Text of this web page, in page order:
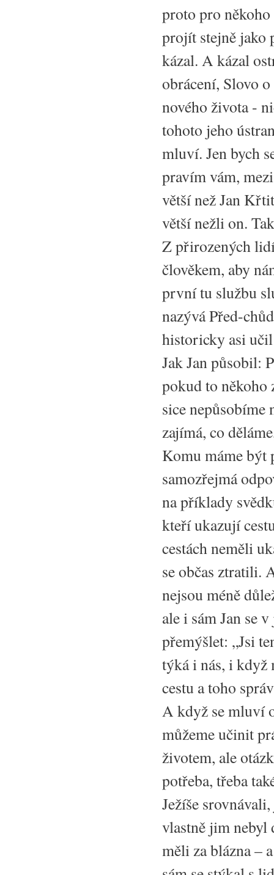
proto pro
projít stejně jako
kázal. A kázal
obrácení, Slovo
nového života -
tohoto jeho
mluví. Jen bych
pravím vám,
větší než Jan
větší nežli on.
Z přirozených
člověkem, aby
první tu službu
nazývá Před-
historicky asi
Jak Jan působil:
pokud to někoho
sice nepůsobíme
zajímá, co
Komu máme být
samozřejmá
na příklady
kteří ukazují
cestách neměli
se občas ztratili.
nejsou méně
ale i sám Jan se
přemýšlet: „Jsi
týká i nás, i když
cestu a toho
A když se mluví
můžeme učinit
životem, ale
potřeba, třeba
Ježíše
vlastně jim nebyl
měli za blázna –